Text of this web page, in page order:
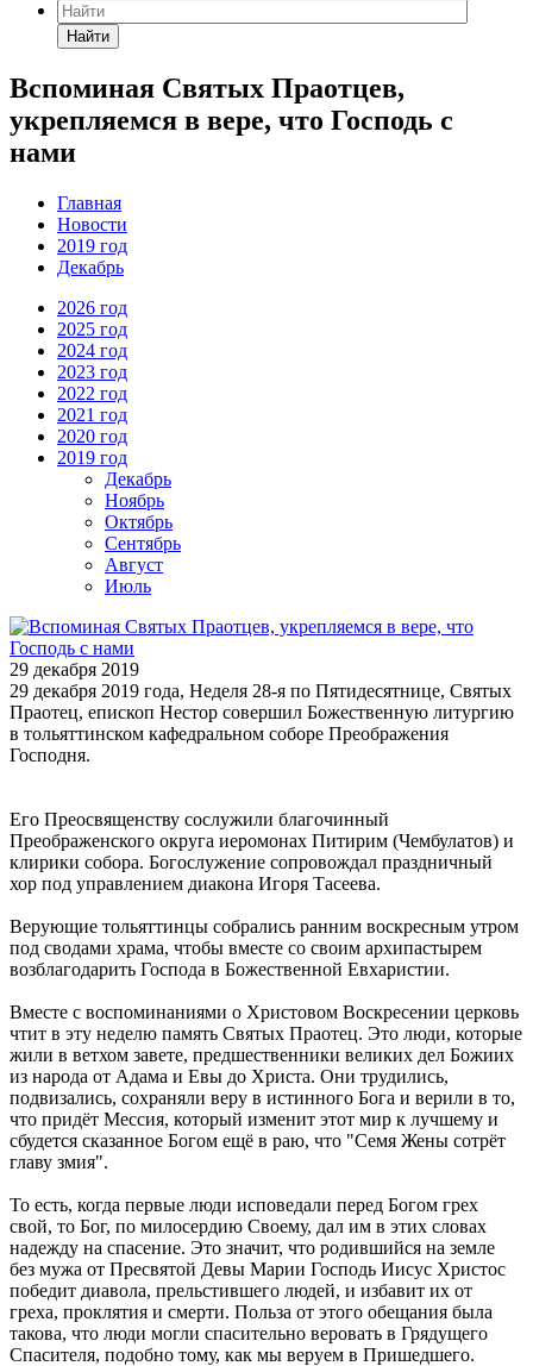
Найти
Вспоминая Святых Праотцев,
укрепляемся в вере, что Господь с
нами
Главная
Новости
2019 год
Декабрь
2026 год
2025 год
2024 год
2023 год
2022 год
2021 год
2020 год
2019 год
Декабрь
Ноябрь
Октябрь
Сентябрь
Август
Июль
29 декабря 2019
29 декабря 2019 года, Неделя 28-я по Пятидесятнице, Святых
Праотец, епископ Нестор совершил Божественную литургию
в тольяттинском кафедральном соборе Преображения
Господня.
Его Преосвященству сослужили благочинный
Преображенского округа иеромонах Питирим (Чембулатов) и
клирики собора. Богослужение сопровождал праздничный
хор под управлением диакона Игоря Тасеева.
Верующие тольяттинцы собрались ранним воскресным утром
под сводами храма, чтобы вместе со своим архипастырем
возблагодарить Господа в Божественной Евхаристии.
Вместе с воспоминаниями о Христовом Воскресении церковь
чтит в эту неделю память Святых Праотец. Это люди, которые
жили в ветхом завете, предшественники великих дел Божиих
из народа от Адама и Евы до Христа. Они трудились,
подвизались, сохраняли веру в истинного Бога и верили в то,
что придёт Мессия, который изменит этот мир к лучшему и
сбудется сказанное Богом ещё в раю, что "Семя Жены сотрёт
главу змия".
То есть, когда первые люди исповедали перед Богом грех
свой, то Бог, по милосердию Своему, дал им в этих словах
надежду на спасение. Это значит, что родившийся на земле
без мужа от Пресвятой Девы Марии Господь Иисус Христос
победит диавола, прельстившего людей, и избавит их от
греха, проклятия и смерти. Польза от этого обещания была
такова, что люди могли спасительно веровать в Грядущего
Спасителя, подобно тому, как мы веруем в Пришедшего.